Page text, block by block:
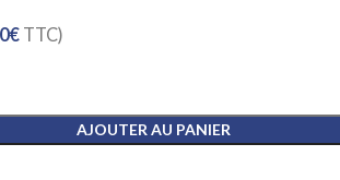
€TTC)
AJOUTER AU PANIER